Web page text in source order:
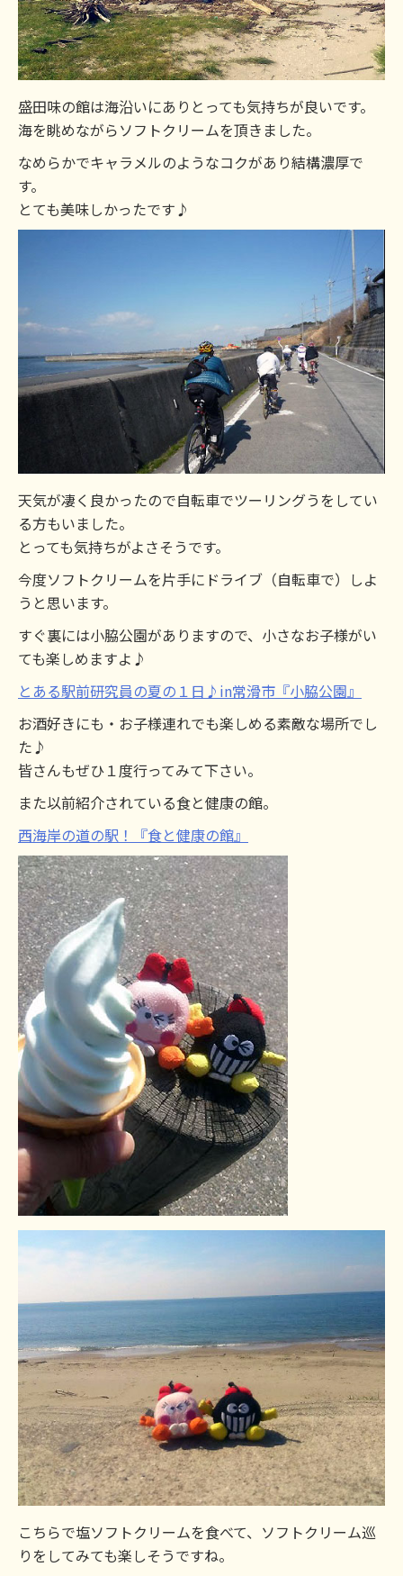
盛田味の館は海沿いにありとっても気持ちが良いです。
海を眺めながらソフトクリームを頂きました。
なめらかでキャラメルのようなコクがあり結構濃厚で
す。
とても美味しかったです♪
天気が凄く良かったので自転車でツーリングうをしてい
る方もいました。
とっても気持ちがよさそうです。
今度ソフトクリームを片手にドライブ（自転車で）しよ
うと思います。
すぐ裏には小脇公園がありますので、小さなお子様がい
ても楽しめますよ♪
とある駅前研究員の夏の１日♪in常滑市『小脇公園』
お酒好きにも・お子様連れでも楽しめる素敵な場所でし
た♪
皆さんもぜひ１度行ってみて下さい。
また以前紹介されている食と健康の館。
西海岸の道の駅！『食と健康の館』
こちらで塩ソフトクリームを食べて、ソフトクリーム巡
りをしてみても楽しそうですね。